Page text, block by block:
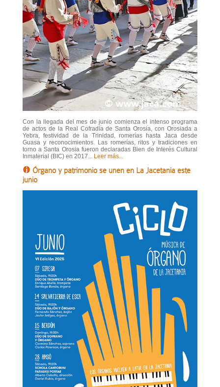
Con la llegada del mes de junio comienza el intenso programa
de actos de la Real Cofradía de Santa Orosia, con Orosiada a
Yebra, festividad de la Trinidad, romerías hasta Jaca desde
Guasa y reconocimientos. Las romerías, ritos y tradiciones en
torno a Santa Orosia fueron declaradas Bien de Interés Cultural
Inmaterial (BIC) en 2017... Leer más...
Órgano y patrimonio se unen en La Jacetania este
junio